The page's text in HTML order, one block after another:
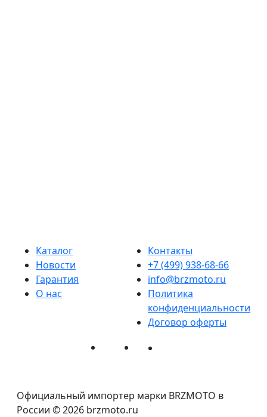
Каталог
Новости
Гарантия
О нас
Контакты
+7 (499) 938-68-66
info@brzmoto.ru
Политика
конфиденциальности
Договор оферты
Официальный импортер марки BRZMOTO в
России © 2026 brzmoto.ru